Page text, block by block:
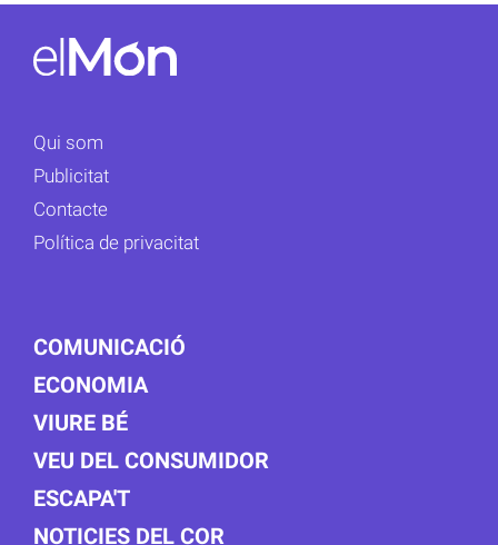
Qui som
Publicitat
Contacte
Política de privacitat
COMUNICACIÓ
ECONOMIA
VIURE BÉ
VEU DEL CONSUMIDOR
ESCAPA'T
NOTICIES DEL COR